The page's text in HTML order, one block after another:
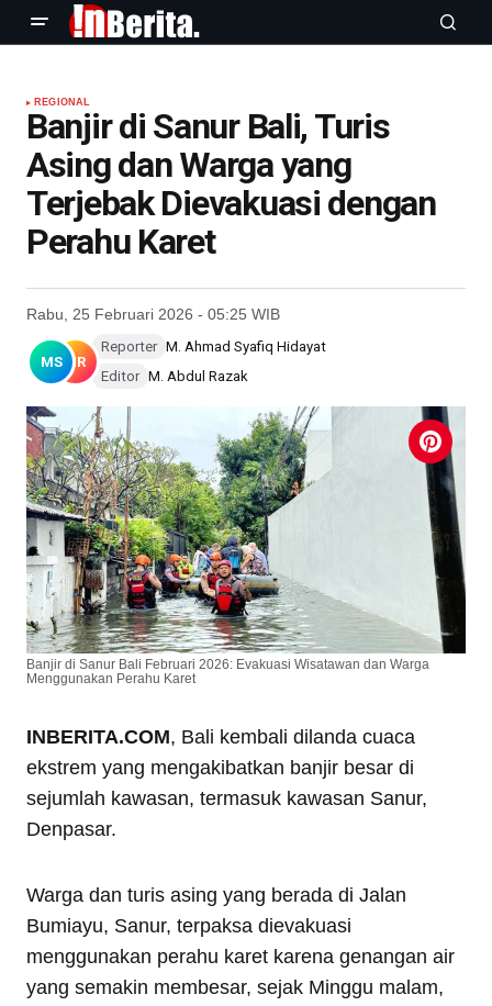
REGIONAL
Banjir di Sanur Bali, Turis
Asing dan Warga yang
Terjebak Dievakuasi dengan
Perahu Karet
Rabu, 25 Februari 2026 - 05:25 WIB
MS MR
Reporter M. Ahmad Syafiq Hidayat
Editor M. Abdul Razak
Banjir di Sanur Bali Februari 2026: Evakuasi Wisatawan dan Warga
Menggunakan Perahu Karet
INBERITA.COM, Bali kembali dilanda cuaca
ekstrem yang mengakibatkan banjir besar di
sejumlah kawasan, termasuk kawasan Sanur,
Denpasar.
Warga dan turis asing yang berada di Jalan
Bumiayu, Sanur, terpaksa dievakuasi
menggunakan perahu karet karena genangan air
yang semakin membesar, sejak Minggu malam,